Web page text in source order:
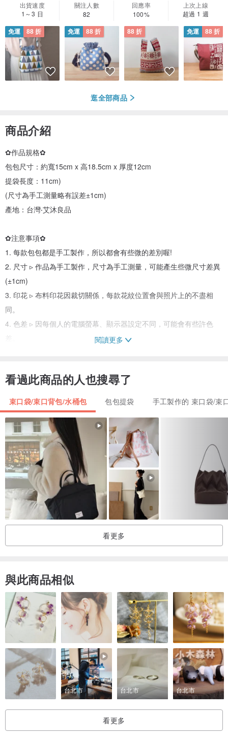
出貨速度
1～3 日
關注人數
82
回應率
100%
上次上線
超過 1 週
免運 88 折 免運 88 折 88 折 免運 88 折
逛全部商品
商品介紹
✿作品規格✿
包包尺寸：約寬15cm x 高18.5cm x 厚度12cm
提袋長度：11cm)
(尺寸為手工測量略有誤差±1cm)
產地：台灣‧艾沐良品
✿注意事項✿
1. 每款包包都是手工製作，所以都會有些微的差別喔!
2. 尺寸 ▹ 作品為手工製作，尺寸為手工測量，可能產生些微尺寸差異
(±1cm)
3. 印花 ▹ 布料印花因裁切關係，每款花紋位置會與照片上的不盡相
同。
4. 色差 ▹ 因每個人的電腦螢幕、顯示器設定不同，可能會有些許色
差。
6. 口金包金屬框偶爾可能會有輕微的刮痕為製程難免發生，並不影響
會介意的朋友請不要勉強下單喔！下單購買即為同意並瞭解商品內
容，如有未盡之處，歡迎詢問、討論。
✿關於換貨✿
1. 由於每個包款都是手工製作，尺寸及規格都有在頁面標明，非重大
瑕疵不提供退換貨。
2. 如欲換貨請在7天日內聯繫我們。
3. 如需換貨，商品必須為「全新」，不得有人為使用的痕跡、故障、
破損、刮傷、髒污、異味、受潮、水洗
5. 台灣訂單：退換貨由買方負擔運費寄回，再次寄出的運費則由我們
負擔。
6. 海外訂單：換貨由買方負擔商品退回及再次寄出的運費。我們確認
商品無誤後，將於3個工作天內將指定更換商品寄出。
閱讀更多
看過此商品的人也搜尋了
束口袋/束口背包/水桶包 包包提袋 手工製作的 束口袋/束
看更多
與此商品相似
台北市 台北市 台北市
看更多